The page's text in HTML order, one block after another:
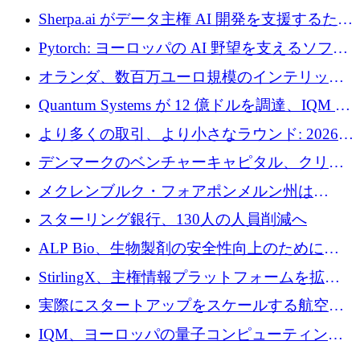
けて450万ユーロのプレシードラウンドを終了
Sherpa.ai がデータ主権 AI 開発を支援するため
に 1,800 万ドルを調達
Pytorch: ヨーロッパの AI 野望を支えるソフト
ウェア層
オランダ、数百万ユーロ規模のインテリック
との提携で軍用ドローンにソフトウェアファ
ースト戦略を採用
Quantum Systems が 12 億ドルを調達、IQM が
米国の主要取引所で初の欧州量子企業とな
る、6 月に欧州のスタートアップ資金調達
より多くの取引、より小さなラウンド: 2026
年 6 月に欧州のスタートアップ資金調達
デンマークのベンチャーキャピタル、クリメ
ンタム・キャピタルが気候変動対策ハードウ
ェア投資として初回クローズで6,000万ユーロ
を確保
メクレンブルク・フォアポンメルン州は
Nextcloud を州全体に展開し、オープンソース
スターリング銀行、130人の人員削減へ
ALP Bio、生物製剤の安全性向上のために
Venture Kick から 16 万 1,000 ユーロを調達
StirlingX、主権情報プラットフォームを拡張
するためにシリーズ A で 2,000 万ドルを確保
実際にスタートアップをスケールする航空イ
ノベーション モデルを学ぶ
IQM、ヨーロッパの量子コンピューティング